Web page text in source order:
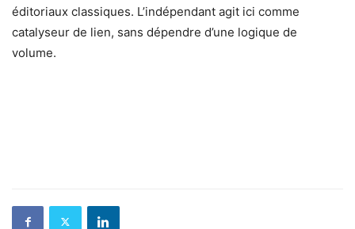
éditoriaux classiques. L’indépendant agit ici comme
catalyseur de lien, sans dépendre d’une logique de
volume.